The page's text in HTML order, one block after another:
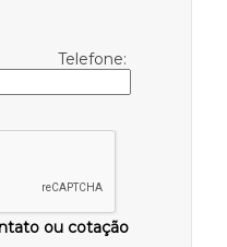
Telefone:
ou cotação